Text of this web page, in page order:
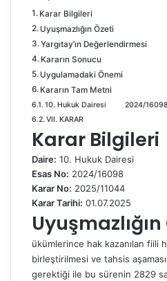
Karar Bilgileri
Uyuşmazlığın Özeti
Yargıtay’ın Değerlendirmesi
Kararın Sonucu
Uygulamadaki Önemi
Kararın Tam Metni
10. Hukuk Dairesi 2024/16098
VII. KARAR
Karar Bilgileri
Daire: 10. Hukuk Dairesi
Esas No: 2024/16098
Karar No: 2025/11044
Karar Tarihi: 01.07.2025
ükümlerince hak kazanılan fiili
birleştirilmesi ve tahsis
gerektiği ile bu sürenin 2829